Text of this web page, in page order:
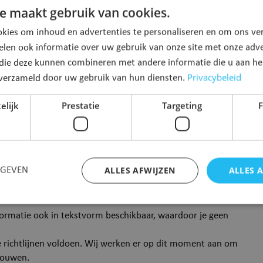
WCAG 2.1. Volgende onderdelen zijn niet (volledig)
zijn op het gebruik van een “screen reader”
aan een duurzame en toekomstgerichte oplossing
tekst. Onze websitebouwer dient hiervoor her
het laatste kwartaal van 2021.
ook in tekstvorm beschikbaar, waardoor je geen
richtlijnen voldoen. Wij werken er op dit moment aan om
maakt gebruik van cookies.
om inhoud en advertenties te personaliseren en om ons
ook informatie over uw gebruik van onze site met onze
deze kunnen combineren met andere informatie die u aan
door uw gebruik van hun diensten. Privacybeleid
Prestatie Targeting
ALLES
ALLES AFWIJZEN
maken de kernfunctionaliteiten van de website mogelijk, zoals
kan niet goed worden gebruikt zonder de strikt noodzakelijke cookies.